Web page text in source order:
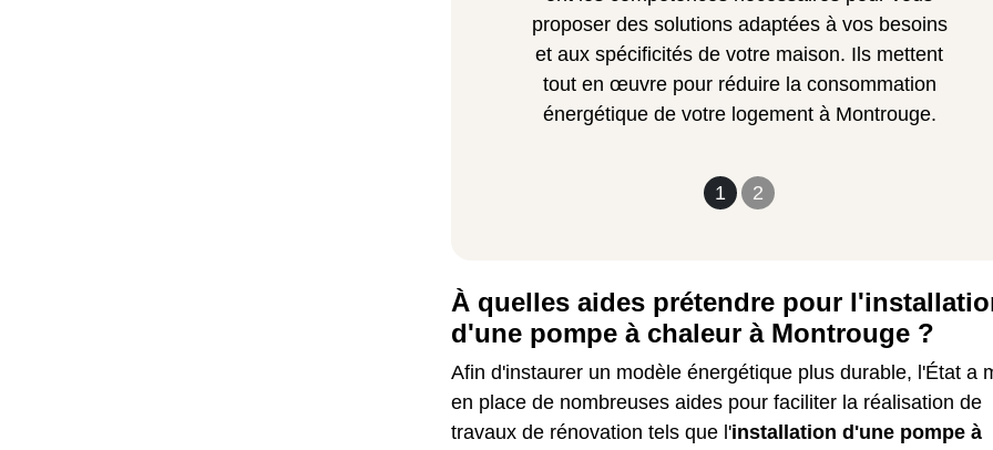
1 2
proposer des solutions adaptées à vos besoins
et aux spécificités de votre maison. Ils mettent
tout en œuvre pour réduire la consommation
énergétique de votre logement à Montrouge.
À quelles aides prétendre pour
d'une pompe à chaleur à Montrouge ?
Afin d'instaurer un modèle énergétique plus durable, l'État a
en place de nombreuses aides pour faciliter la réalisation de
travaux de rénovation tels que l'installation d'une pompe à